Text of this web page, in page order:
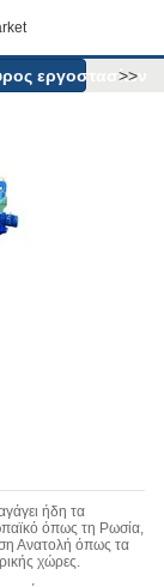
εργοστασίων
>>
ήδη τα
όπως τη Ρωσία,
Ανατολή όπως τα
χώρες.